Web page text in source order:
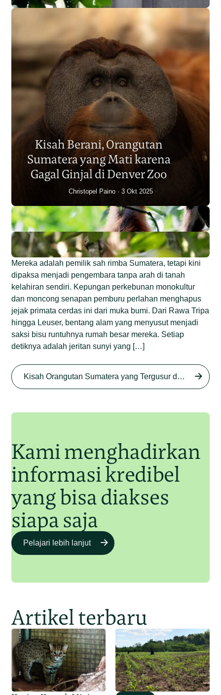
Populasi Orangutan
Sumatera Berkurang 2.700
Individu dalam Satu Dekade?
Junaidi Hanafiah 14 Jul 2026
Kisah Berani, Orangutan
Sumatera yang Mati karena
Gagal Ginjal di Denver Zoo
Christopel Paino 3 Okt 2025
Sumatera di Rawa Tripa
Junaidi Hanafiah 27 Agu 2025
Begini Modus Perburuan
Mereka adalah pemilik sah rimba Sumatera, tetapi kini
dipaksa menjadi pengembara tanpa arah di tanah
kelahiran sendiri. Kepungan perkebunan monokultur
dan moncong senapan pemburu perlahan menghapus
jejak primata cerdas ini dari muka bumi. Dari Rawa Tripa
hingga Leuser, bentang alam yang menyusut menjadi
saksi bisu runtuhnya rumah besar mereka. Setiap
detiknya adalah jeritan sunyi yang […]
Kisah Orangutan Sumatera yang Tergusur dari Rumah Sendiri series
Kami menghadirkan
informasi kredibel
yang bisa diakses
siapa saja
Pelajari lebih lanjut
Artikel terbaru